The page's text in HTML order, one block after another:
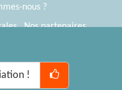
!
nous ?
Nos partenaires
Webkast